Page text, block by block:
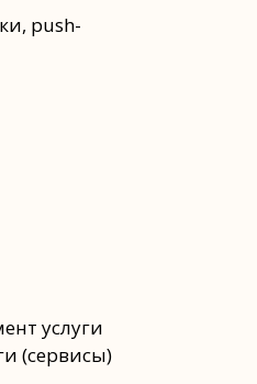
push-
услуги
(сервисы)